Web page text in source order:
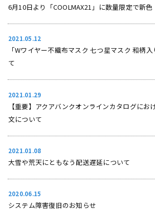
6月10日より「COOLMAX21」に数量限定で新
2021.05.12
「Wワイヤー不織布マスク 七つ星マスク 和柄
て
2021.01.29
【重要】アクアバンクオンラインカタログにお
文について
2021.01.08
大雪や荒天にともなう配送遅延について
2020.06.15
システム障害復旧のお知らせ